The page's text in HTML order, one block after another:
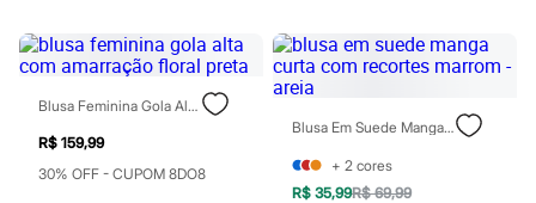
Inverno
Novidades
Roupas menina
0 a 24 meses
4 a 12 anos
10 a 16 anos
Blusa Feminina Gola Alta Com Amarração Floral Preta
R$ 159,99
30% OFF - CUPOM 8DO8
Blusa Em Suede Manga Curta Com Recortes Marrom - Areia
+ 2 cores
R$ 35,99R$ 69,99